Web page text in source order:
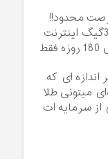
محدود!!
3000گیگ اینترنت
خانگی 180 روزه فقط
اندازه ای که
میتونی طلا
سرمایه ات